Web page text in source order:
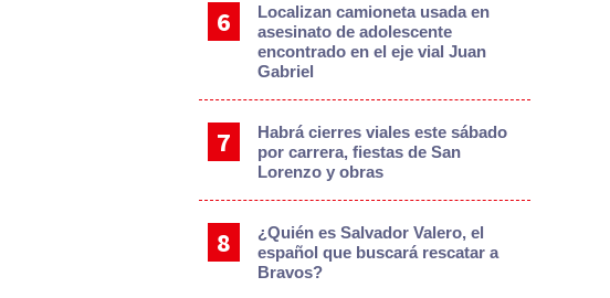
Localizan camioneta usada en
asesinato de adolescente
encontrado en el eje vial Juan
Gabriel
Habrá cierres viales este sábado
por carrera, fiestas de San
Lorenzo y obras
¿Quién es Salvador Valero, el
español que buscará rescatar a
Bravos?